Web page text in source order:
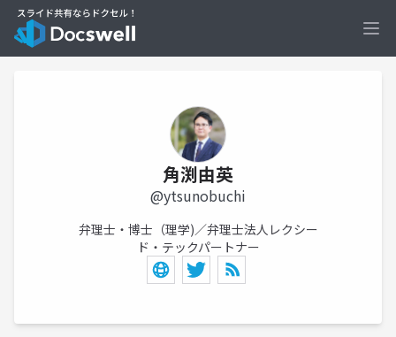
角渕由英
@ytsunobuchi
弁理士・博士（理学)／弁理士法人レクシー
ド・テックパートナー